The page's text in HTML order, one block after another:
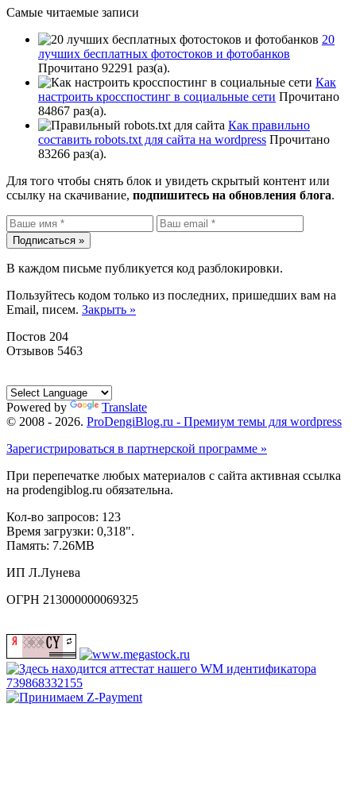
Самые читаемые записи
20
лучших бесплатных фотостоков и фотобанков
Прочитано 92291 раз(a).
Как
настроить кросспостинг в социальные сети Прочитано
84867 раз(a).
Как правильно
составить robots.txt для сайта на wordpress Прочитано
83266 раз(a).
Для того чтобы снять блок и увидеть скрытый контент или
ссылку на скачивание, подпишитесь на обновления блога.
В каждом письме публикуется код разблокировки.
Пользуйтесь кодом только из последних, пришедших вам на
Email, писем. Закрыть »
Постов 204
Отзывов 5463
Powered by
Translate
© 2008 - 2026. ProDengiBlog.ru - Премиум темы для wordpress
Зарегистрироваться в партнерской программе »
При перепечатке любых материалов с сайта активная ссылка
на prodengiblog.ru обязательна.
Кол-во запросов: 123
Время загрузки: 0,318".
Память: 7.26MB
ИП Л.Лунева
ОГРН 213000000069325